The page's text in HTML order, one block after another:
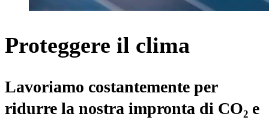
Proteggere il clima
Lavoriamo costantemente per
ridurre la nostra impronta di CO₂ e